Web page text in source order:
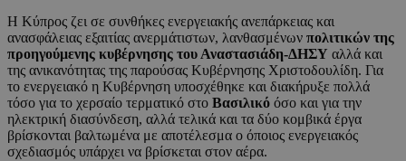
Η Κύπρος ζει σε συνθήκες ενεργειακής ανεπάρκειας και
ανασφάλειας εξαιτίας ανερμάτιστων, λανθασμένων πολιτικών της
προηγούμενης κυβέρνησης του Αναστασιάδη-ΔΗΣΥ αλλά και
της ανικανότητας της παρούσας Κυβέρνησης Χριστοδουλίδη. Για
το ενεργειακό η Κυβέρνηση υποσχέθηκε και διακήρυξε πολλά
τόσο για το χερσαίο τερματικό στο Βασιλικό όσο και για την
ηλεκτρική διασύνδεση, αλλά τελικά και τα δύο κομβικά έργα
βρίσκονται βαλτωμένα με αποτέλεσμα ο όποιος ενεργειακός
σχεδιασμός υπάρχει να βρίσκεται στον αέρα.